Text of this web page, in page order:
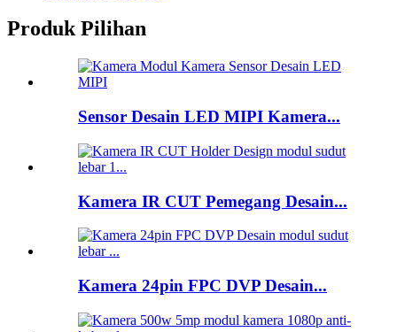
Produk Pilihan
Sensor Desain LED MIPI Kamera...
Kamera IR CUT Pemegang Desain...
Kamera 24pin FPC DVP Desain...